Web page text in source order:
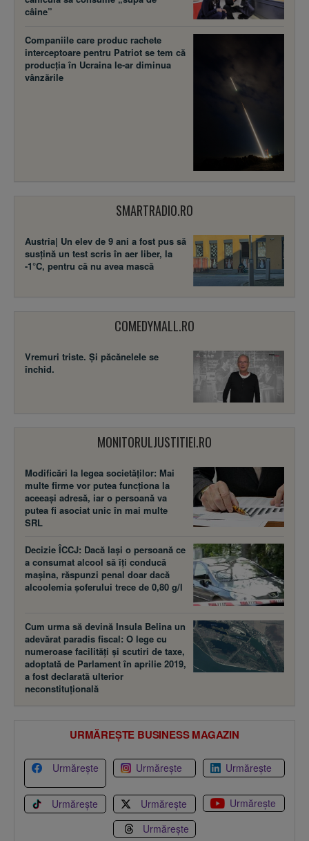
câine”
Companiile care produc rachete
interceptoare pentru Patriot se tem că
producția în Ucraina le-ar diminua
vânzările
SMARTRADIO.RO
Austria| Un elev de 9 ani a fost pus să
susţină un test scris în aer liber, la
-1°C, pentru că nu avea mască
COMEDYMALL.RO
Vremuri triste. Şi păcănelele se
închid.
MONITORULJUSTITIEI.RO
Modificări la legea societăţilor: Mai
multe firme vor putea funcţiona la
aceeaşi adresă, iar o persoană va
putea fi asociat unic în mai multe
SRL
Decizie ÎCCJ: Dacă laşi o persoană ce
a consumat alcool să îţi conducă
maşina, răspunzi penal doar dacă
alcoolemia şoferului trece de 0,80 g/l
Cum urma să devină Insula Belina un
adevărat paradis fiscal: O lege cu
numeroase facilităţi şi scutiri de taxe,
adoptată de Parlament în aprilie 2019,
a fost declarată ulterior
neconstituţională
URMĂREȘTE BUSINESS MAGAZIN
Urmărește Urmărește Urmărește
Urmărește Urmărește
Urmărește
Urmărește